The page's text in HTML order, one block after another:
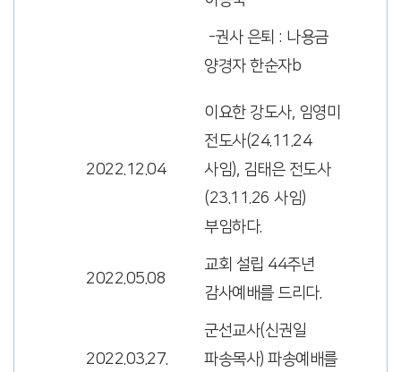
-권사 은퇴 : 나용금
양경자 한순자b
2022.12.04
이요한 강도사, 임영미
전도사(24.11.24
사임), 김태은 전도사
(23.11.26 사임)
부임하다.
2022.05.08
교회 설립 44주년
감사예배를 드리다.
2022.03.27.
군선교사(신권일
파송목사) 파송예배를